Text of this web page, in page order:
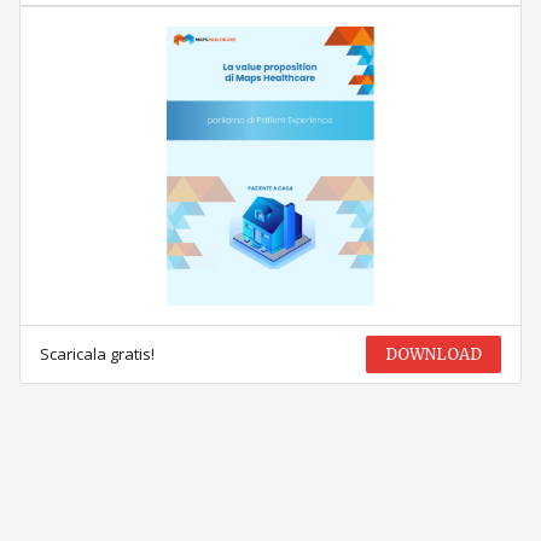
Scaricala gratis! DOWNLOAD